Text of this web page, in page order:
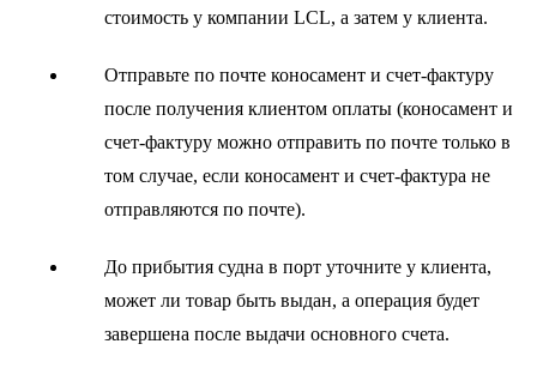
стоимость у компании LCL, а затем у клиента.
Отправьте по почте коносамент и счет-фактуру
после получения клиентом оплаты (коносамент и
счет-фактуру можно отправить по почте только в
том случае, если коносамент и счет-фактура не
отправляются по почте).
До прибытия судна в порт уточните у клиента,
может ли товар быть выдан, а операция будет
завершена после выдачи основного счета.